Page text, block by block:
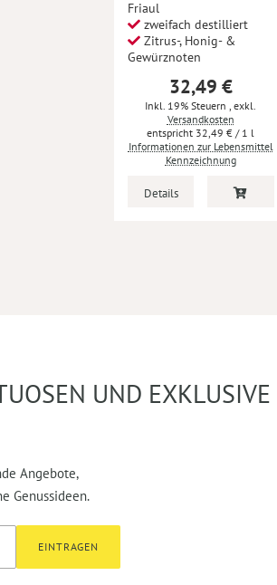
Friaul
zweifach destilliert
Zitrus-, Honig- &
Gewürznoten
32,49 €
Inkl. 19% Steuern, exkl.
Versandkosten
32,49 € / 1 l
Informationen zur Lebensmittel
Kennzeichnung
Details
UND EXKLUSIVE
Angebote,
Genussideen.
EINTRAGEN